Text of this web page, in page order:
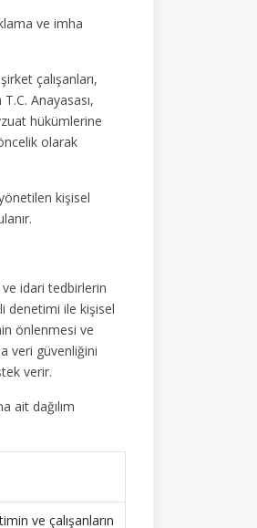
ve imha
çalışanları,
Anayasası,
hükümlerine
olarak
kişisel
idari tedbirlerin
denetimi ile kişisel
önlenmesi ve
veri güvenliğini
verir.
ait dağılım
ve çalışanların